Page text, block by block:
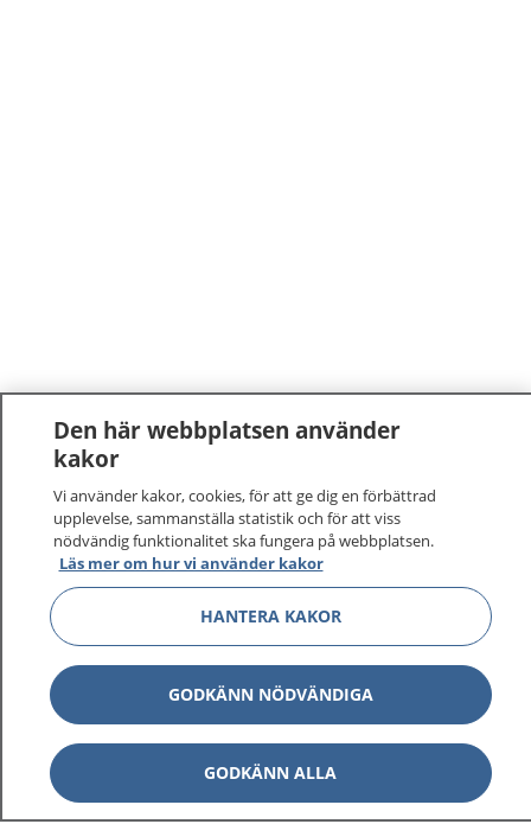
1177–tryggt om din hälsa och vård
På 1177.se får du råd om hälsa och information om
sjukdomar och vilka mottagningar du kan kontakta.
Logga in för att läsa din journal och göra dina
vårdärenden. Ring telefonnummer 1177 för
sjukvårdsrådgivning dygnet runt.
1177 ger dig råd när du vill må bättre.
Den här webbplatsen använder
kakor
Vi använder kakor, cookies, för att ge dig en förbättrad
upplevelse, sammanställa statistik och för att viss
nödvändig funktionalitet ska fungera på webbplatsen.
Läs mer om hur vi använder kakor
HANTERA KAKOR
GODKÄNN NÖDVÄNDIGA
GODKÄNN ALLA